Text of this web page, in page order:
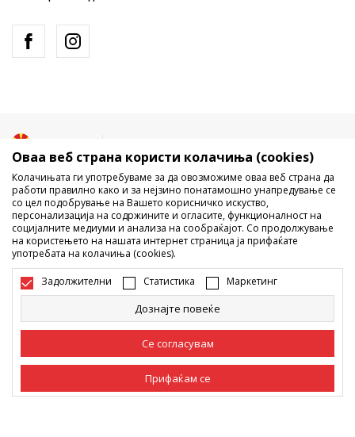
Не е дозволено превземање или користење на содржината од
интернет страните на Sport Vision, делумно или целосно a се
однесува на логоа, трговски марки, комерцијални содржини, ниту
истите да се отстапуваат на трети лица, јавно да се објавуваат или да
се користат за било какви цели, без писмена согласност од БДС.МК
ДООЕЛ.
Настојуваме да бидеме што попрецизни во описот на производот,
фотографијата и самата цена, но не можеме да гарантираме дака
сите информации се комплетни и без грешка. Сите прикажани
производи на сајтот се дел од нашата понуда, но не се подразбира
дека мораат да се достапни во секој момент. Достапноста на
Оваа веб страна користи колачиња (cookies)
Колачињата ги употребуваме за да овозможиме оваа веб страна да
работи правилно како и за нејзино понатамошно унапредување се
со цел подобрување на Вашето корисничко искуство,
персонализација на содржините и огласите, функционалност на
социјалните медиуми и анализа на сообраќајот. Со продолжување
на користењето на нашата интернет страница ја прифаќате
употребата на колачиња (cookies).
Задолжителни Статистика Маркетинг
Дознајте повеќе
Се согласувам
Прифаќам се